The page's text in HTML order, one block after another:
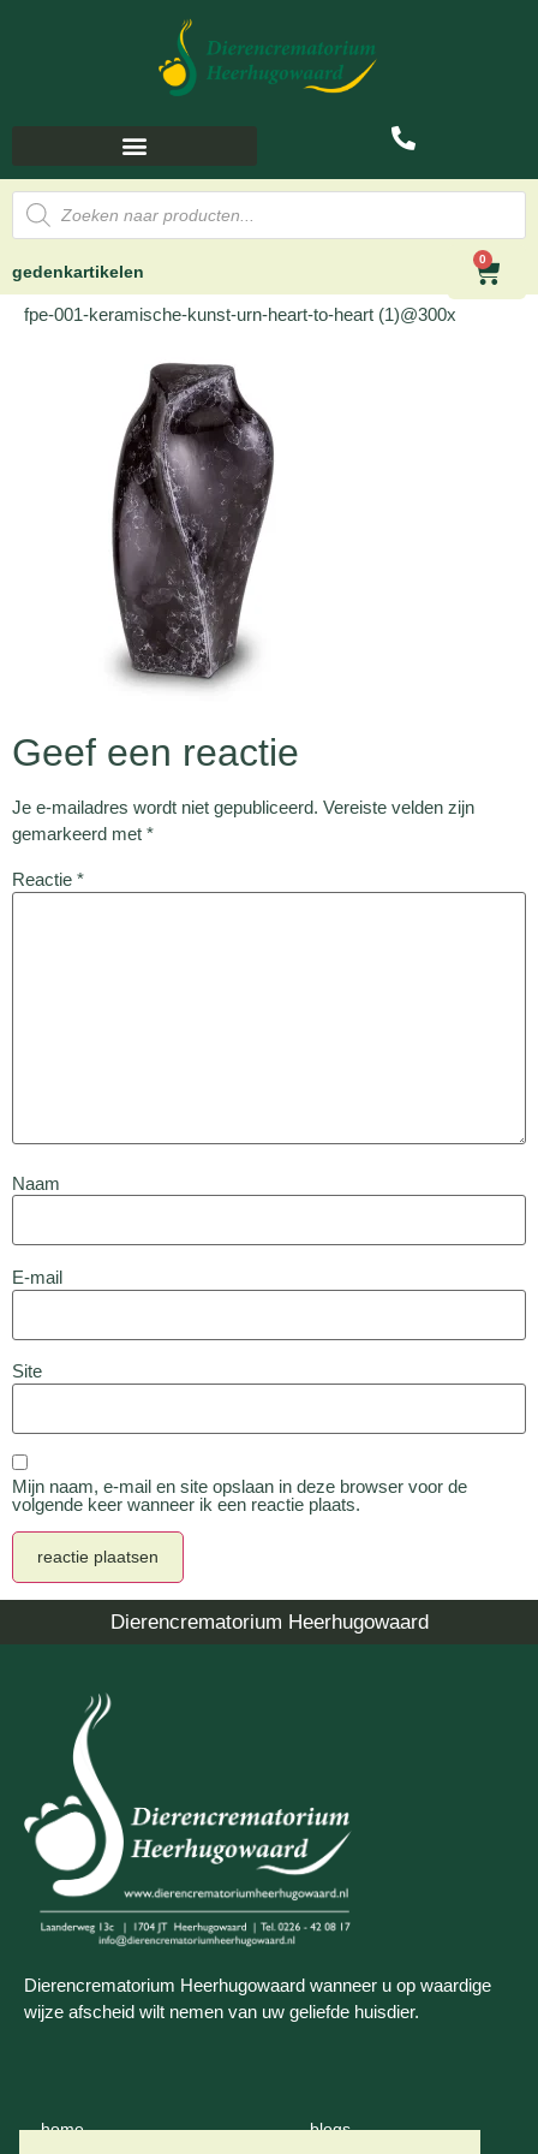
gedenkartikelen
0
fpe-001-keramische-kunst-urn-heart-to-heart (1)@300x
Geef een reactie
Je e-mailadres wordt niet gepubliceerd. Vereiste velden zijn
gemarkeerd met *
Reactie *
Naam
E-mail
Site
Mijn naam, e-mail en site opslaan in deze browser voor de
volgende keer wanneer ik een reactie plaats.
Dierencrematorium Heerhugowaard
Dierencrematorium Heerhugowaard wanneer u op waardige
wijze afscheid wilt nemen van uw geliefde huisdier.
home blogs